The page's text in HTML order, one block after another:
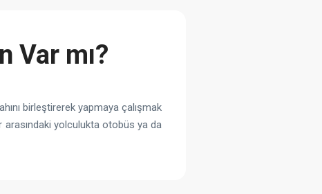
Var mı?
birleştirerek yapmaya çalışmak
arasındaki yolculukta otobüs ya da